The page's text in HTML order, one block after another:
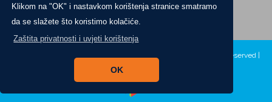
Klikom na "OK" i nastavkom korištenja stranice smatramo
da se slažete što koristimo kolačiće.
Zaštita privatnosti i uvjeti korištenja
OK
Copyright ©2024. Općinska knjižnica i čitaonica Jelsa, All Rights Reserved |
Zaštita privatnosti